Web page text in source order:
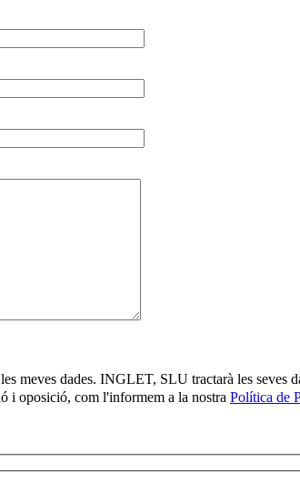
meves dades. INGLET, SLU tractarà les seves
i oposició, com l'informem a la nostra Política de